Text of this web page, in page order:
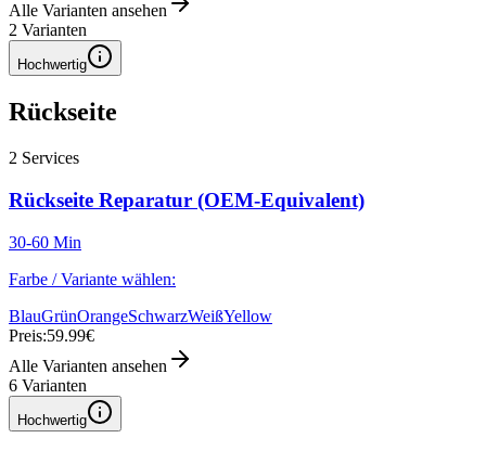
Alle Varianten ansehen
2 Varianten
Hochwertig
Rückseite
2 Services
Rückseite Reparatur (OEM-Equivalent)
30-60 Min
Farbe / Variante wählen:
BlauGrünOrangeSchwarzWeißYellow
Preis:59.99€
Alle Varianten ansehen
6 Varianten
Hochwertig